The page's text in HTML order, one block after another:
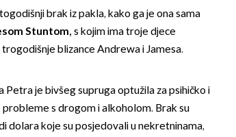
brak iz pakla, kako ga je ona sama
Stuntom, s kojim ima troje djece
blizance Andrewa i Jamesa.
Petra je bivšeg supruga optužila za psihičko i
s drogom i alkoholom. Brak su
dolara koje su posjedovali u nekretninama,